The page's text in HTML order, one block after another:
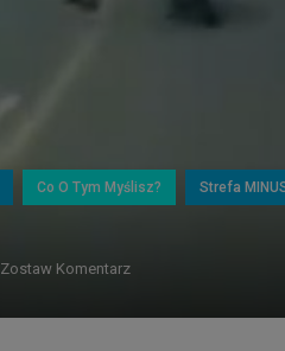
Co O Tym Myślisz? Strefa
Zostaw Komentarz